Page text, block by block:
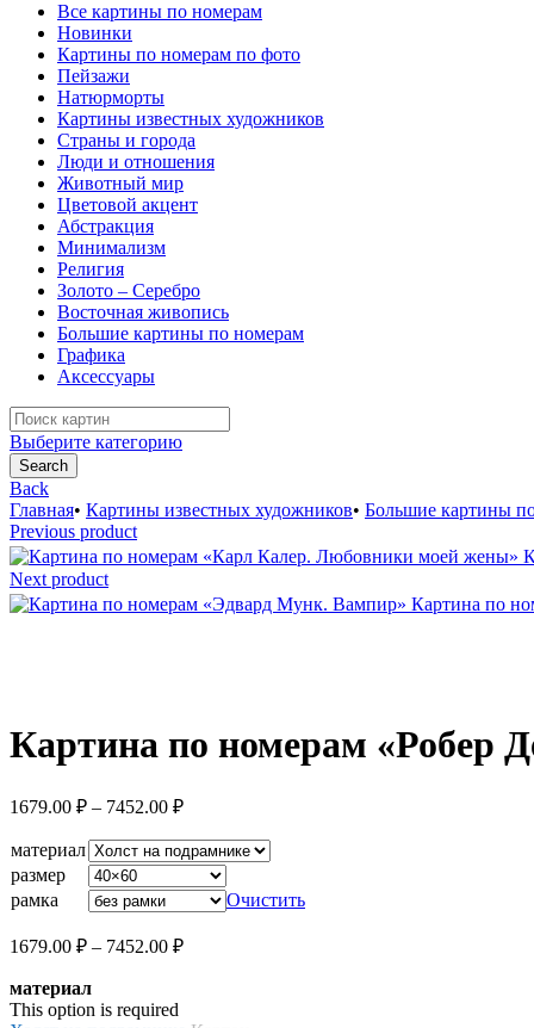
Все картины по номерам
Новинки
Картины по номерам по фото
Пейзажи
Натюрморты
Картины известных художников
Страны и города
Люди и отношения
Животный мир
Цветовой акцент
Абстракция
Минимализм
Религия
Золото – Серебро
Восточная живопись
Большие картины по номерам
Графика
Аксессуары
Search
for:
Выберите категорию
Search
Back
Главная• Картины известных художников• Большие картины
Previous product
Next product
Картина по
Картина по номерам «Робер
1679.00 ₽ – 7452.00 ₽Диапазон
1679.00 ₽
–
7452.00 ₽
материал
размер
рамка
Очистить
1679.00 ₽ – 7452.00 ₽Диапазон
материал
This option is required